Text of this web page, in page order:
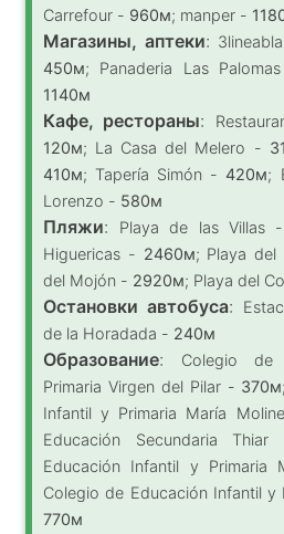
Carrefour - 960м; manper -
Магазины, аптеки:
450м; Panaderia Las
1140м
Кафе, рестораны:
120м; La Casa del Melero -
410м; Tapería Simón -420м;
Lorenzo - 580м
Пляжи: Playa de las Villas -
Higuericas - 2460м; Playa del
del Mojón - 2920м; Playa del
Остановки автобуса:
de la Horadada - 240м
Образование:
Colegio de
Primaria Virgen del Pilar - 370м
Infantil y Primaria María
Educación Secundaria
Educación Infantil y Primaria
Colegio de Educación Infantil y
770м